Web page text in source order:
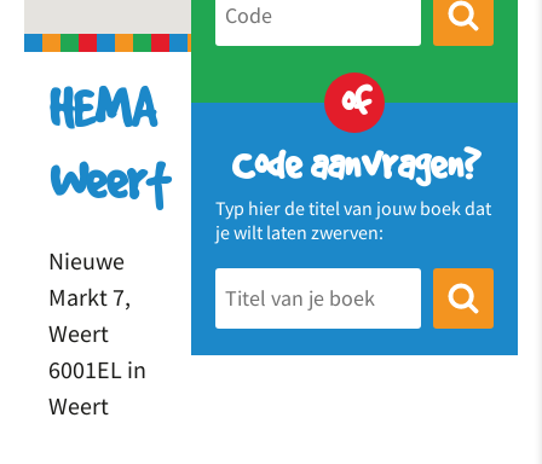
of
Code aanvragen?
Typ hier de titel van jouw boek dat
je wilt laten zwerven:
HEMA
Weert
Nieuwe
Markt 7,
Weert
6001EL in
Weert